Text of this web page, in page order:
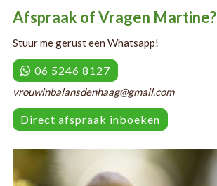
Afspraak of Vragen Martine?
Stuur me gerust een Whatsapp!
06 5246 8127
vrouwinbalansdenhaag@gmail.com
Direct afspraak inboeken